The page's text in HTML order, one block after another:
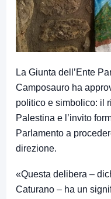
La Giunta dell’Ente
Camposauro ha
politico e simbolico: il
Palestina e l’invito
Parlamento a
direzione.
«Questa delibera –
Caturano – ha un